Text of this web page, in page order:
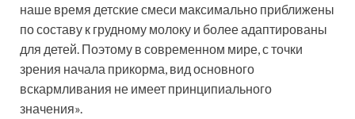
наше время детские смеси максимально приближены
по составу к грудному молоку и более адаптированы
для детей. Поэтому в современном мире, с точки
зрения начала прикорма, вид основного
вскармливания не имеет принципиального
значения».